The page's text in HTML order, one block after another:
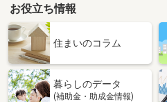
お役立ち情報
住まいのコラム
暮らしのデータ
(補助金・助成金情報)